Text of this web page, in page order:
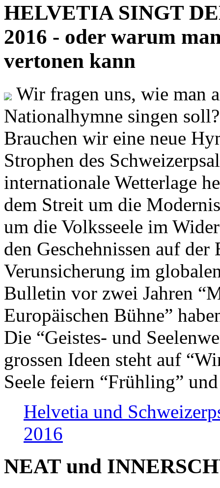
HELVETIA SINGT
2016 - oder warum
vertonen kann
Wir fragen uns, wie man
Nationalhymne singen
Brauchen wir eine neue
Strophen des
internationale Wetterlage
dem Streit um die
um die Volksseele im
den Geschehnissen auf
Verunsicherung im
Bulletin vor zwei Jahren
Europäischen Bühne”
Die “Geistes- und
grossen Ideen steht auf
Seele feiern “Frühling”
Helvetia und
2016
NEAT und